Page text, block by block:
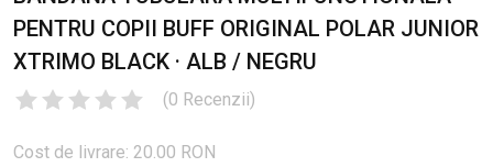
PENTRU COPII BUFF ORIGINAL POLAR JUNIOR
XTRIMO BLACK · ALB / NEGRU
(0 Recenzii)
Cost de livrare: 20.00 RON